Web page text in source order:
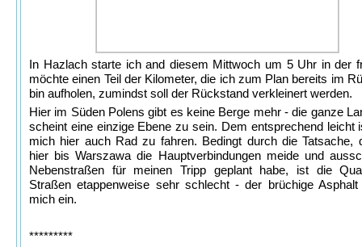
In Hazlach starte ich and diesem Mittwoch um 5 Uhr in der
möchte einen Teil der Kilometer, die ich zum Plan bereits im
bin aufholen, zumindst soll der Rückstand verkleinert werden.
Hier im Süden Polens gibt es keine Berge mehr - die ganze
scheint eine einzige Ebene zu sein. Dem entsprechend leicht
mich hier auch Rad zu fahren. Bedingt durch die Tatsache,
hier bis Warszawa die Hauptverbindungen meide und
Nebenstraßen für meinen Tripp geplant habe, ist die
Straßen etappenweise sehr schlecht - der brüchige Asphalt
mich ein.
*********